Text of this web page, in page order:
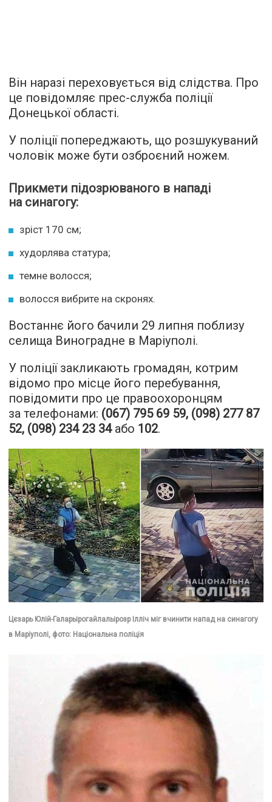
Він наразі переховується від слідства. Про
це повідомляє прес-служба поліції
Донецької області.
У поліції попереджають, що розшукуваний
чоловік може бути озброєний ножем.
Прикмети підозрюваного в нападі
на синагогу:
зріст 170 см;
худорлява статура;
темне волосся;
волосся вибрите на скронях.
Востаннє його бачили 29 липня поблизу
селища Виноградне в Маріуполі.
У поліції закликають громадян, котрим
відомо про місце його перебування,
повідомити про це правоохоронцям
за телефонами: (067) 795 69 59, (098) 277 87
52, (098) 234 23 34або 102.
Цєзарь Юлій-Галарьірогайлальірозр Ілліч міг вчинити напад на синагогу
в Маріуполі, фото: Національна поліція